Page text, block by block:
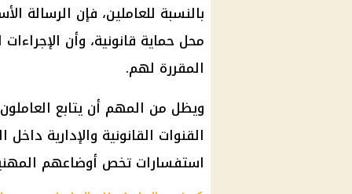
بالنسبة للعاملين، فإن الرسالة
محل حماية قانونية، وأن
المقررة لهم.
ويظل من المهم أن يتابع
القنوات القانونية والإدارية
استفسارات تخص أوضاعهم